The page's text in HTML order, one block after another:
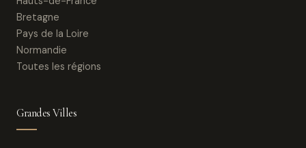
Bretagne
Pays de la Loire
Normandie
Toutes les régions
Grandes Villes